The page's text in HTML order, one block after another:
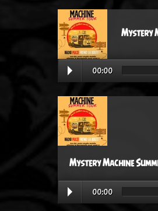
Mystery
00:00
Mystery Machine
00:00